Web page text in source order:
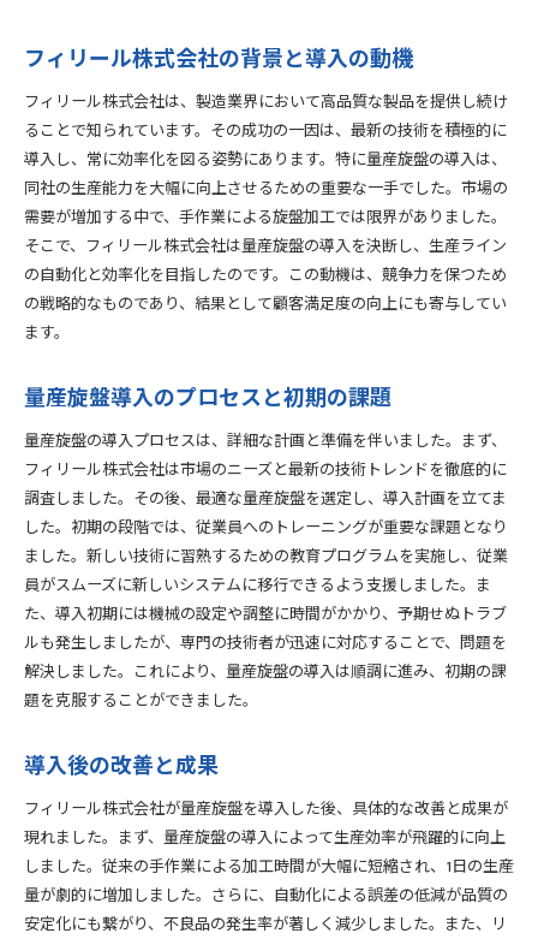
自動化の導入ステップとベストプラクティス
費用対効果の測定方法
リスク管理とトラブルシューティング
他企業の成功事例と比較
未来の技術トレンドとその影響
フィリール株式会社の導入事例から見る量産旋盤の生産性
向上
生産性向上のための戦略
導入後のKPIとその達成状況
社内プロセスの改善と効率化
導入事例の総括と教訓
量産旋盤で実現したフィリール株式会社の自動化と効率化
自動化技術の具体例
効率化による生産時間の短縮
無人運転の実現とその利点
AI技術の活用とその効果
従業員の役割変化と新しい働き方
効率化の未来展望
フィリール株式会社の成功要因
成功事例が示す具体的な成果
他の企業が学べるポイント
失敗事例から学ぶべき教訓
次なる成功に向けた戦略
フィリール株式会社の背景と導入の動機
フィリール株式会社は、製造業界において高品質な製品を提供し続け
ることで知られています。その成功の一因は、最新の技術を積極的に
導入し、常に効率化を図る姿勢にあります。特に量産旋盤の導入は、
同社の生産能力を大幅に向上させるための重要な一手でした。市場の
需要が増加する中で、手作業による旋盤加工では限界がありました。
そこで、フィリール株式会社は量産旋盤の導入を決断し、生産ライン
の自動化と効率化を目指したのです。この動機は、競争力を保つため
の戦略的なものであり、結果として顧客満足度の向上にも寄与してい
ます。
量産旋盤導入のプロセスと初期の課題
量産旋盤の導入プロセスは、詳細な計画と準備を伴いました。まず、
フィリール株式会社は市場のニーズと最新の技術トレンドを徹底的に
調査しました。その後、最適な量産旋盤を選定し、導入計画を立てま
した。初期の段階では、従業員へのトレーニングが重要な課題となり
ました。新しい技術に習熟するための教育プログラムを実施し、従業
員がスムーズに新しいシステムに移行できるよう支援しました。ま
た、導入初期には機械の設定や調整に時間がかかり、予期せぬトラブ
ルも発生しましたが、専門の技術者が迅速に対応することで、問題を
解決しました。これにより、量産旋盤の導入は順調に進み、初期の課
題を克服することができました。
導入後の改善と成果
フィリール株式会社が量産旋盤を導入した後、具体的な改善と成果が
現れました。まず、量産旋盤の導入によって生産効率が飛躍的に向上
しました。従来の手作業による加工時間が大幅に短縮され、1日の生産
量が劇的に増加しました。さらに、自動化による誤差の低減が品質の
安定化にも繋がり、不良品の発生率が著しく減少しました。また、リ